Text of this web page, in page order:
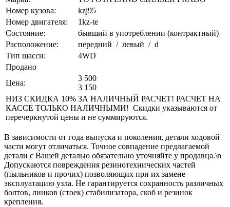
Номер кузова:
kzj95
Номер двигателя:
1kz-te
Состояние:
бывший в употреблении (контрактный)
Расположение:
передний / левый / d
Тип шасси:
4WD
Продано
Цена:
3 500
3 150
НИЗ СКИДКА 10% ЗА НАЛИЧНЫЙ РАСЧЕТ! РАСЧЕТ НА
КАССЕ ТОЛЬКО НАЛИЧНЫМИ! Скидки указываются от
перечеркнутой цены и не суммируются.
В зависимости от года выпуска и поколения, детали ходовой
части могут отличаться. Точное совпадение предлагаемой
детали с Вашей деталью обязательно уточняйте у продавца.\n
Допускаются повреждения резинотехнических частей
(пыльников и прочих) позволяющих при их замене
эксплуатацию узла. Не гарантируется сохранность различных
болтов, линков (стоек) стабилизатора, скоб и резинок
крепления.